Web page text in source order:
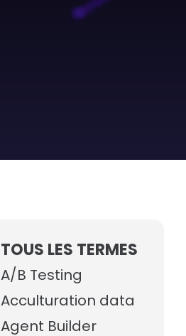
TOUS LES TERMES
A/B Testing
Acculturation data
Agent Builder